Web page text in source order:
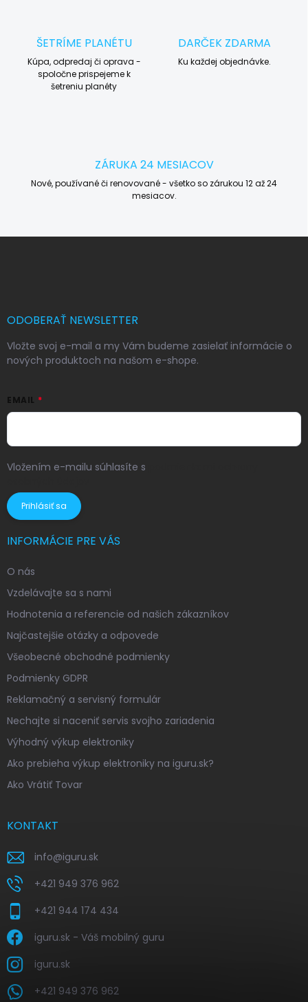
ŠETRÍME PLANÉTU
Kúpa, odpredaj či oprava -
spoločne prispejeme k
šetreniu planéty
DARČEK ZDARMA
Ku každej objednávke.
ZÁRUKA 24 MESIACOV
Nové, používané či renovované - všetko so zárukou 12 až 24
mesiacov.
ODOBERAŤ NEWSLETTER
Vložte svoj e-mail a my Vám budeme zasielať informácie o
nových produktoch na našom e-shope.
EMAIL
Vložením e-mailu súhlasíte s
Prihlásiť sa
INFORMÁCIE PRE VÁS
O nás
Vzdelávajte sa s nami
Hodnotenia a referencie od našich zákazníkov
Najčastejšie otázky a odpovede
Všeobecné obchodné podmienky
Podmienky GDPR
Reklamačný a servisný formulár
Nechajte si naceniť servis svojho zariadenia
Výhodný výkup elektroniky
Ako prebieha výkup elektroniky na iguru.sk?
Ako Vrátiť Tovar
KONTAKT
info@iguru.sk
+421 949 376 962
+421 944 174 434
iguru.sk - Váš mobilný guru
iguru.sk
+421 949 376 962